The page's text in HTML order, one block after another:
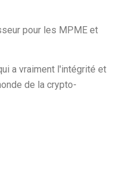
pour les MPME et
a vraiment l'intégrité et
de la crypto-